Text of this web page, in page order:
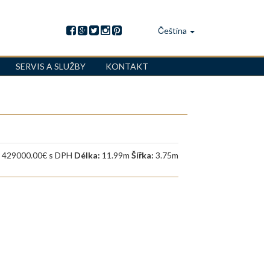
Čeština
SERVIS A SLUŽBY KONTAKT
429000.00€ s DPH Délka: 11.99m Šířka: 3.75m